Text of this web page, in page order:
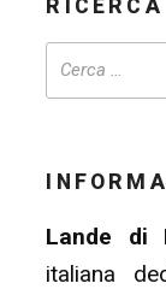
RICERCA
Lande di
italiana